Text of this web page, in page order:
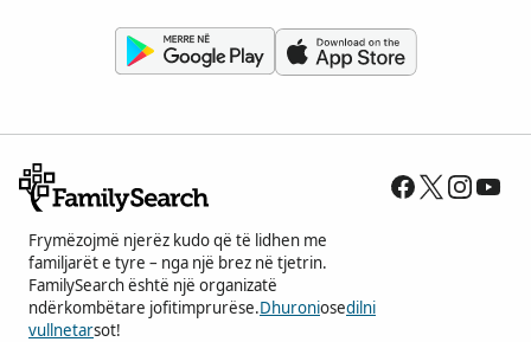
Frymëzojmë njerëz kudo që të lidhen me
familjarët e tyre – nga një brez në tjetrin.
FamilySearch është një organizatë
ndërkombëtare jofitimprurëse.Dhuroniosedilni
vullnetarsot!